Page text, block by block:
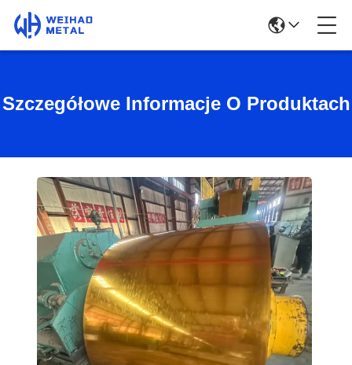
Szczegółowe Informacje O Produktach